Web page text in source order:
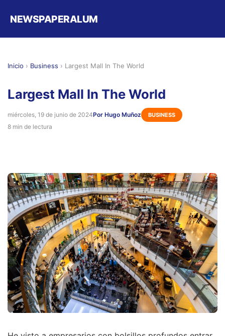
NEWSPAPERALUM
Inicio › Business › Largest Mall In The World
Largest Mall In The World
miércoles, 19 de junio de 2024Por Hugo Muñoz BUSINESS
8 min de lectura